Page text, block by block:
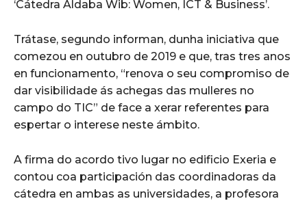
‘Cátedra Aldaba Wib: Women, ICT & Business’.
Trátase, segundo informan, dunha iniciativa que
comezou en outubro de 2019 e que, tras tres anos
en funcionamento, “renova o seu compromiso de
dar visibilidade ás achegas das mulleres no
campo do TIC” de face a xerar referentes para
espertar o interese neste ámbito.
A firma do acordo tivo lugar no edificio Exeria e
contou coa participación das coordinadoras da
cátedra en ambas as universidades, a profesora